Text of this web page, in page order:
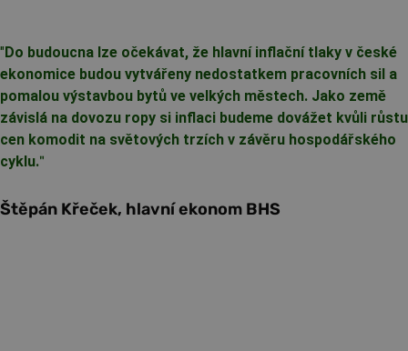
" Do budoucna lze očekávat, že hlavní inflační tlaky v české
ekonomice budou vytvářeny nedostatkem pracovních sil a
pomalou výstavbou bytů ve velkých městech. Jako země
závislá na dovozu ropy si inflaci budeme dovážet kvůli růstu
cen komodit na světových trzích v závěru hospodářského
cyklu."
Štěpán Křeček, hlavní ekonom BHS